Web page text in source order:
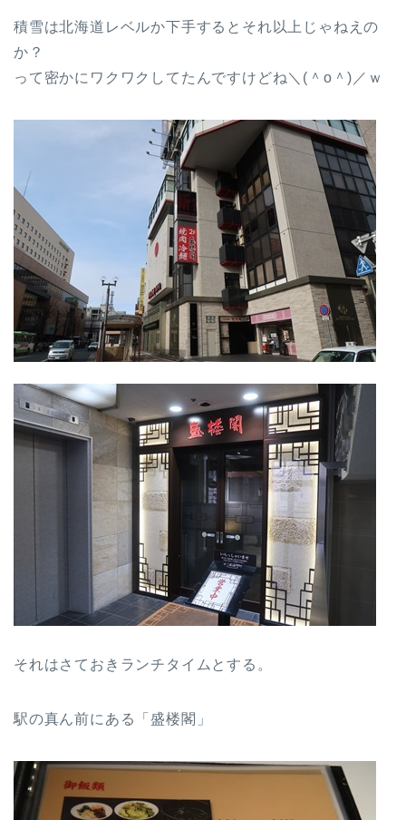
積雪は北海道レベルか下手するとそれ以上じゃねえの
か？
って密かにワクワクしてたんですけどね＼(＾o＾)／ｗ
それはさておきランチタイムとする。
駅の真ん前にある「盛楼閣」